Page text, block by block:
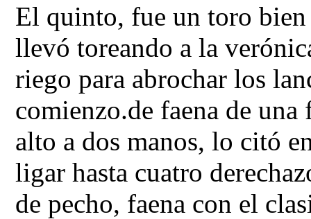
El quinto, fue un toro
llevó toreando a la
riego para abrochar los
comienzo.de faena de
alto a dos manos, lo citó
ligar hasta cuatro
de pecho, faena con el